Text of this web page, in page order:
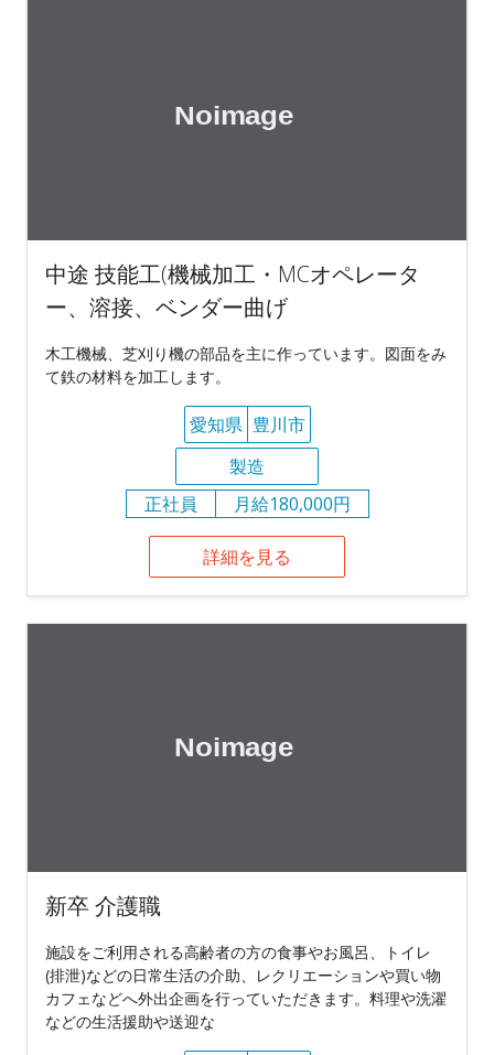
中途 技能工(機械加工・MCオペレータ
ー、溶接、ベンダー曲げ
木工機械、芝刈り機の部品を主に作っています。図面をみ
て鉄の材料を加工します。
愛知県 豊川市
製造
正社員
月給180,000円
詳細を見る
新卒 介護職
施設をご利用される高齢者の方の食事やお風呂、トイレ
(排泄)などの日常生活の介助、レクリエーションや買い物
カフェなどへ外出企画を行っていただきます。料理や洗濯
などの生活援助や送迎な